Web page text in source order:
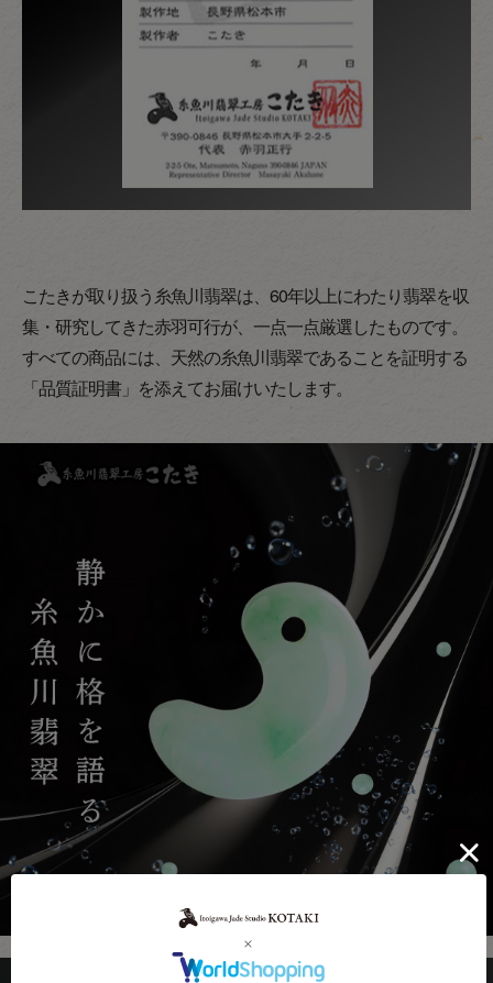
こたきが取り扱う糸魚川翡翠は、60年以上にわたり翡翠を収
集・研究してきた赤羽可行が、一点一点厳選したものです。
すべての商品には、天然の糸魚川翡翠であることを証明する
「品質証明書」を添えてお届けいたします。